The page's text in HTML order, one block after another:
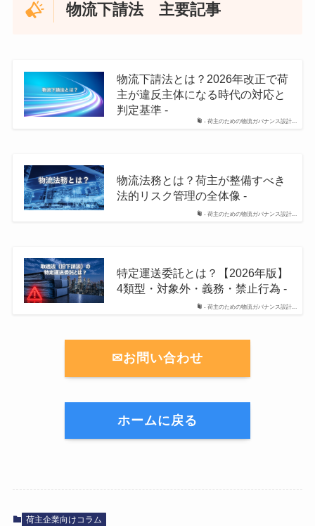
物流下請法 主要記事
- 荷主のための物流ガバナンス設計...
物流下請法とは？2026年改正で荷
主が違反主体になる時代の対応と
判定基準 -
- 荷主のための物流ガバナンス設計...
物流法務とは？荷主が整備すべき
法的リスク管理の全体像 -
- 荷主のための物流ガバナンス設計...
特定運送委託とは？【2026年版】
4類型・対象外・義務・禁止行為 -
✉お問い合わせ
ホームに戻る
荷主企業向けコラム